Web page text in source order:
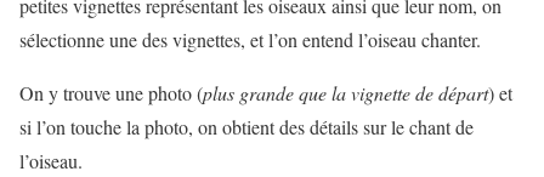
petites vignettes représentant les oiseaux ainsi que leur nom, on
sélectionne une des vignettes, et l’on entend l’oiseau chanter.
On y trouve une photo (plus grande que la vignette de départ) et
si l’on touche la photo, on obtient des détails sur le chant de
l’oiseau.